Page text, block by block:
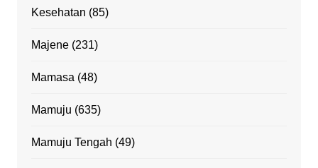
Kesehatan (85)
Majene(231)
Mamasa(48)
Mamuju (635)
Mamuju Tengah (49)